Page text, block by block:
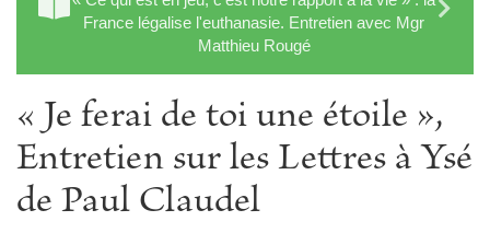
France légalise l'euthanasie. Entretien avec Mgr
Matthieu Rougé
« Je ferai de toi une étoile »,
Entretien sur les Lettres à Ysé
de Paul Claudel